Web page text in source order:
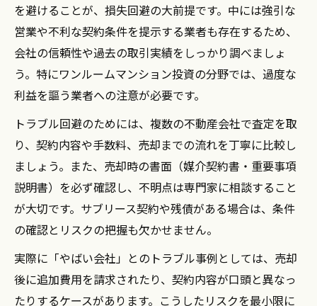
を避けることが、損失回避の大前提です。中には強引な
営業や不利な契約条件を提示する業者も存在するため、
会社の信頼性や過去の取引実績をしっかり調べましょ
う。特にワンルームマンション投資の分野では、過度な
利益を謳う業者への注意が必要です。
トラブル回避のためには、複数の不動産会社で査定を取
り、契約内容や手数料、売却までの流れを丁寧に比較し
ましょう。また、売却時の書面（媒介契約書・重要事項
説明書）を必ず確認し、不明点は専門家に相談すること
が大切です。サブリース契約や残債がある場合は、条件
の確認とリスクの把握も欠かせません。
実際に「やばい会社」とのトラブル事例としては、売却
後に追加費用を請求されたり、契約内容が口頭と異なっ
たりするケースがあります。こうしたリスクを最小限に